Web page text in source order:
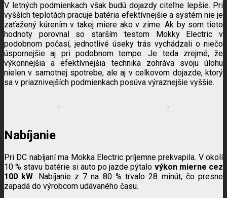
V letných podmienkach však budú dojazdy citeľne lepšie. Pri
vyšších teplotách pracuje batéria efektívnejšie a systém nie je
zaťažený kúrením v takej miere ako v zime. Ak by som tieto
hodnoty porovnal so starším testom Mokky Electric v
podobnom počasí, jednotlivé úseky trás vychádzali o niečo
úspornejšie aj pri podobnom tempe. Je teda zrejmé, že
výkonnejšia a efektívnejšia technika zohráva svoju úlohu
nielen v samotnej spotrebe, ale aj v celkovom dojazde, ktorý
sa v priaznivejších podmienkach posúva výraznejšie vyššie.
Nabíjanie
Pri DC nabíjaní ma Mokka Electric príjemne prekvapila. V okolí
10 % stavu batérie si auto po jazde pýtalo výkon mierne cez
100 kW. Nabíjanie z 7 na 80 % trvalo 28 minút, čo presne
zapadá do výrobcom udávaného času.